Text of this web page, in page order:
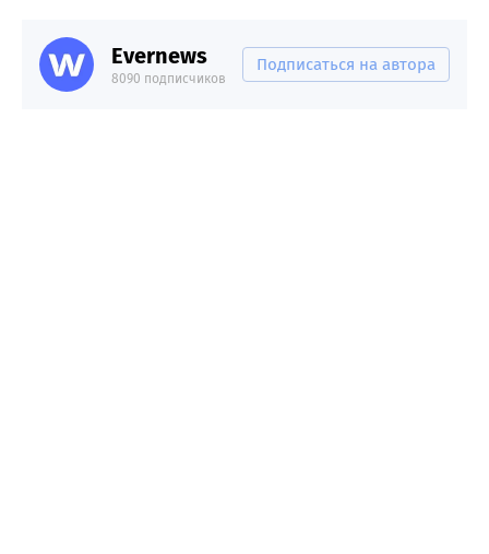
Evernews
8090 подписчиков
Подписаться на автора